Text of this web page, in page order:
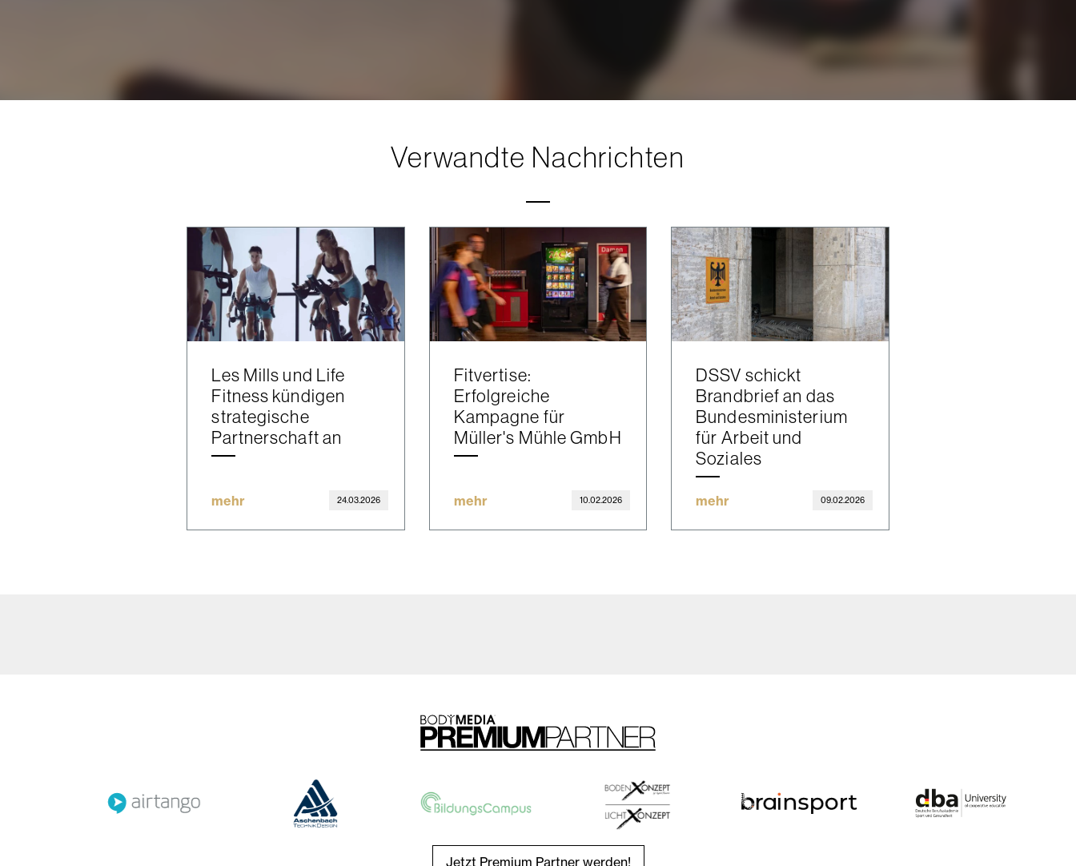
Verwandte Nachrichten
Les Mills und Life
Fitness kündigen
strategische
Partnerschaft an
mehr 24.03.2026
Fitvertise:
Erfolgreiche
Kampagne für
Müller's Mühle GmbH
mehr 10.02.2026
DSSV schickt
Brandbrief an das
Bundesministerium
für Arbeit und
Soziales
mehr 09.02.2026
Jetzt Premium Partner werden!